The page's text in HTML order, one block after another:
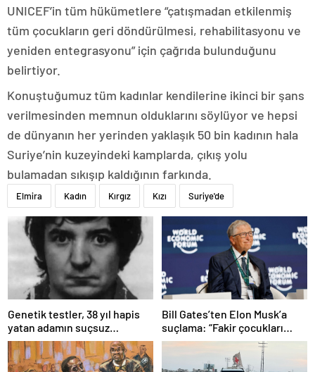
UNICEF’in tüm hükümetlere “çatışmadan etkilenmiş
tüm çocukların geri döndürülmesi, rehabilitasyonu ve
yeniden entegrasyonu” için çağrıda bulunduğunu
belirtiyor.
Konuştuğumuz tüm kadınlar kendilerine ikinci bir şans
verilmesinden memnun olduklarını söylüyor ve hepsi
de dünyanın her yerinden yaklaşık 50 bin kadının hala
Suriye’nin kuzeyindeki kamplarda, çıkış yolu
bulamadan sıkışıp kaldığının farkında.
Elmira Kadın Kırgız Kızı Suriye'de
Genetik testler, 38 yıl hapis
yatan adamın suçsuz
olduğunu ortaya çıkardı
Bill Gates’ten Elon Musk’a
suçlama: “Fakir çocukları
öldürdü”